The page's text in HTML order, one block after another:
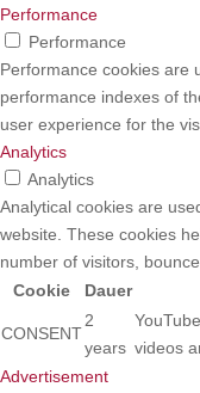
Performance
Performance
Performance cookies are
performance indexes of
user experience for the
Analytics
Analytics
Analytical cookies are
website. These cookies
number of visitors,
Cookie
Dauer
CONSENT
2
years videos
Advertisement